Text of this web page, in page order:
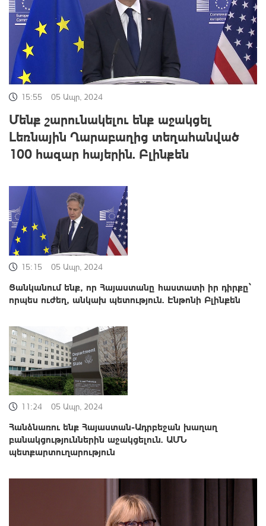
15:55 05 Ապր, 2024
Մենք շարունակելու ենք աջակցել
Լեռնային Ղարաբաղից տեղահանված
100 հազար հայերին. Բլինքեն
15:15 05 Ապր, 2024
Ցանկանում ենք, որ Հայաստանը հաստատի իր դիրքը՝
որպես ուժեղ, անկախ պետություն. Էնթոնի Բլինքեն
11:24 05 Ապր, 2024
Հանձնառու ենք Հայաստան-Ադրբեջան խաղաղ
բանակցություններին աջակցելուն. ԱՄՆ
պետքարտուղարություն